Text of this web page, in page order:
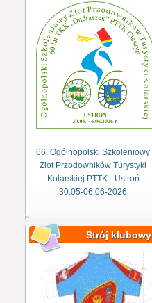
66. Ogólnopolski Szkoleniowy
Zlot Przodowników Turystyki
Kolarskiej PTTK - Ustroń
30.05-06.06-2026
Strój klubowy